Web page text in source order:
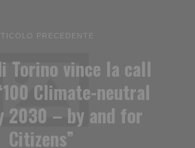
PRECEDENTE
Torino vince la call
Climate-neutral
2030 – by and for
Citizens”